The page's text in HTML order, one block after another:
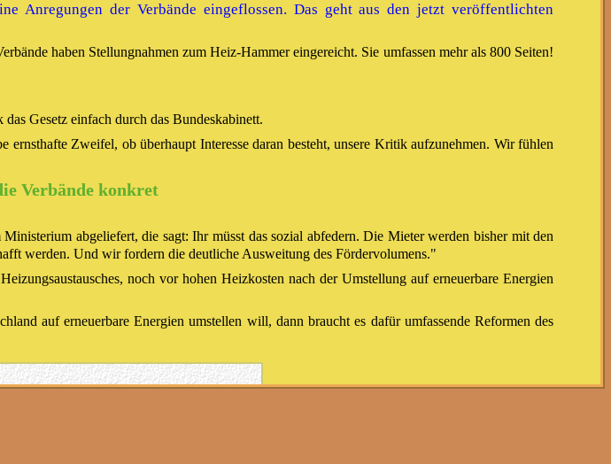
Anregungen der Verbände eingeflossen. Das geht aus den jetzt veröffentlichten
haben Stellungnahmen zum Heiz-Hammer eingereicht. Sie umfassen mehr als 800 Seiten!
Gesetz einfach durch das Bundeskabinett.
Zweifel, ob überhaupt Interesse daran besteht, unsere Kritik aufzunehmen. Wir fühlen
Verbände konkret
abgeliefert, die sagt: Ihr müsst das sozial abfedern. Die Mieter werden bisher mit den
werden. Und wir fordern die deutliche Ausweitung des Fördervolumens."
noch vor hohen Heizkosten nach der Umstellung auf erneuerbare Energien
auf erneuerbare Energien umstellen will, dann braucht es dafür umfassende Reformen des